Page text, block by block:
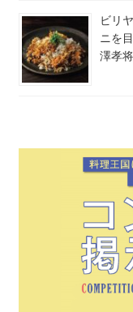
ビリ
ニを
澤孝